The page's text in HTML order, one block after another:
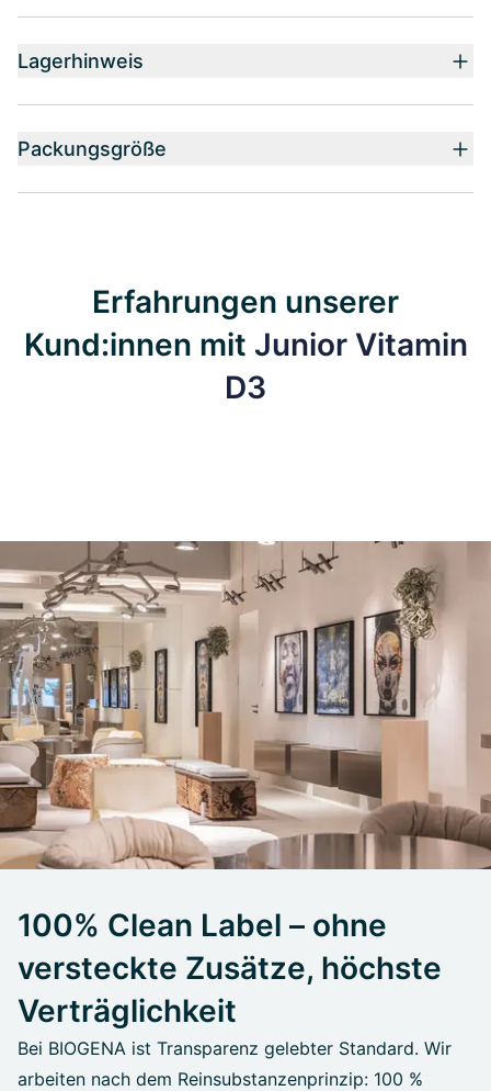
Lagerhinweis
Packungsgröße
Erfahrungen unserer
Kund:innen mit Junior Vitamin
D3
100% Clean Label – ohne
versteckte Zusätze, höchste
Verträglichkeit
Bei BIOGENA ist Transparenz gelebter Standard. Wir
arbeiten nach dem Reinsubstanzenprinzip: 100 %